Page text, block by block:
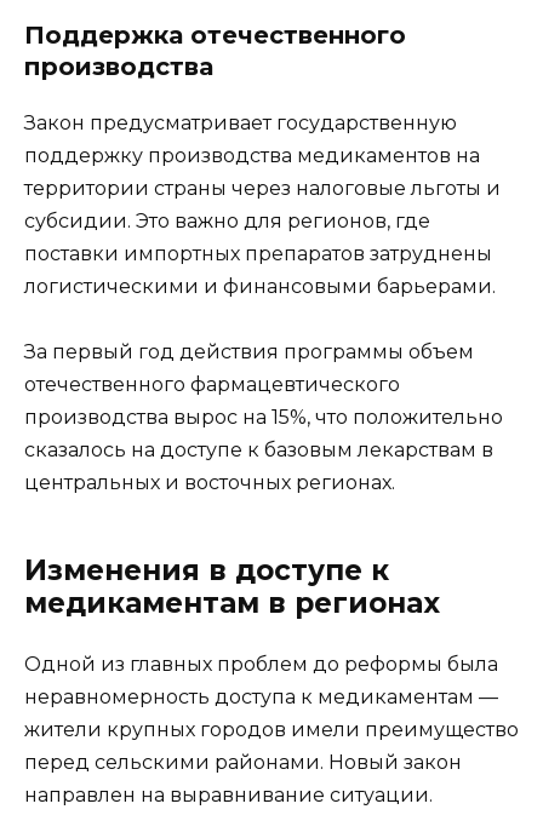
Поддержка отечественного
производства
Закон предусматривает государственную
поддержку производства медикаментов на
территории страны через налоговые льготы и
субсидии. Это важно для регионов, где
поставки импортных препаратов затруднены
логистическими и финансовыми барьерами.
За первый год действия программы объем
отечественного фармацевтического
производства вырос на 15%, что положительно
сказалось на доступе к базовым лекарствам в
центральных и восточных регионах.
Изменения в доступе к
медикаментам в регионах
Одной из главных проблем до реформы была
неравномерность доступа к медикаментам —
жители крупных городов имели преимущество
перед сельскими районами. Новый закон
направлен на выравнивание ситуации.